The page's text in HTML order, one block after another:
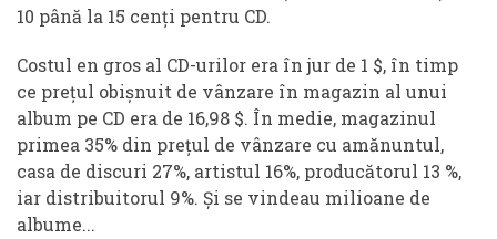
10 până la 15 cenți pentru CD.
Costul en gros al CD-urilor era în jur de 1 $, în timp
ce prețul obișnuit de vânzare în magazin al unui
album pe CD era de 16,98 $. În medie, magazinul
primea 35% din prețul de vânzare cu amănuntul,
casa de discuri 27%, artistul 16%, producătorul 13 %,
iar distribuitorul 9%. Și se vindeau milioane de
albume...